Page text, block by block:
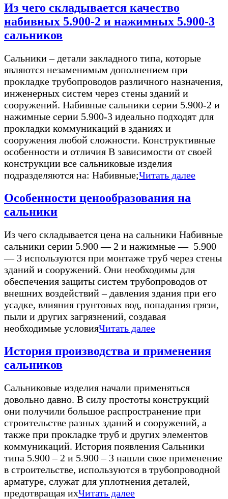
Из чего складывается качество
набивных 5.900-2 и нажимных 5.900-3
сальников
Сальники – детали закладного типа, которые
являются незаменимым дополнением при
прокладке трубопроводов различного назначения,
инженерных систем через стены зданий и
сооружений. Набивные сальники серии 5.900-2 и
нажимные серии 5.900-3 идеально подходят для
прокладки коммуникаций в зданиях и
сооружения любой сложности. Конструктивные
особенности и отличия В зависимости от своей
конструкции все сальниковые изделия
подразделяются на: Набивные;Читать далее
Особенности ценообразования на
сальники
Из чего складывается цена на сальники Набивные
сальники серии 5.900 — 2 и нажимные — 5.900
— 3 используются при монтаже труб через стены
зданий и сооружений. Они необходимы для
обеспечения защиты систем трубопроводов от
внешних воздействий – давления здания при его
усадке, влияния грунтовых вод, попадания грязи,
пыли и других загрязнений, создавая
необходимые условияЧитать далее
История производства и применения
сальников
Сальниковые изделия начали применяться
довольно давно. В силу простоты конструкций
они получили большое распространение при
строительстве разных зданий и сооружений, а
также при прокладке труб и других элементов
коммуникаций. История появления Сальники
типа 5.900 – 2 и 5.900 – 3 нашли свое применение
в строительстве, используются в трубопроводной
арматуре, служат для уплотнения деталей,
предотвращая ихЧитать далее